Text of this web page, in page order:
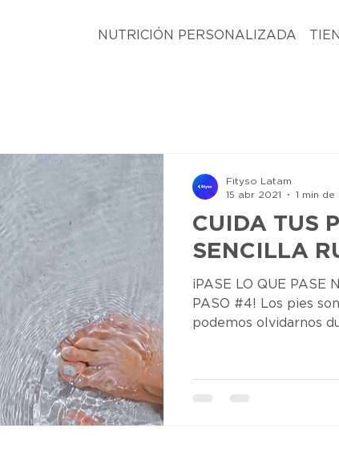
NUTRICIÓN PERSONALIZADA
CUIDA TUS
SENCILLA
¡PASE LO QUE PASE
PASO #4! Los pies
podemos olvidarnos
Fityso Latam
15 abr 2021
1 min de